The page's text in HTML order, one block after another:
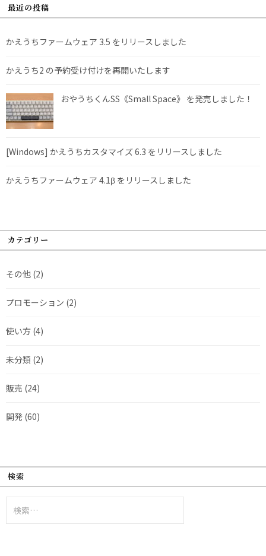
最近の投稿
かえうちファームウェア 3.5 をリリースしました
かえうち2 の予約受け付けを再開いたします
おやうちくんSS《Small Space》 を発売しました！
[Windows] かえうちカスタマイズ 6.3 をリリースしました
かえうちファームウェア 4.1β をリリースしました
カテゴリー
その他 (2)
プロモーション (2)
使い方 (4)
未分類 (2)
販売 (24)
開発 (60)
検索
索: